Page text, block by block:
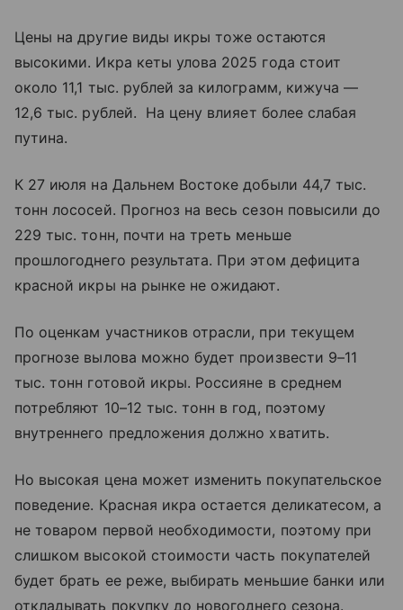
Цены на другие виды икры тоже остаются
высокими. Икра кеты улова 2025 года стоит
около 11,1 тыс. рублей за килограмм, кижуча —
12,6 тыс. рублей. На цену влияет более слабая
путина.
К 27 июля на Дальнем Востоке добыли 44,7 тыс.
тонн лососей. Прогноз на весь сезон повысили до
229 тыс. тонн, почти на треть меньше
прошлогоднего результата. При этом дефицита
красной икры на рынке не ожидают.
По оценкам участников отрасли, при текущем
прогнозе вылова можно будет произвести 9–11
тыс. тонн готовой икры. Россияне в среднем
потребляют 10–12 тыс. тонн в год, поэтому
внутреннего предложения должно хватить.
Но высокая цена может изменить покупательское
поведение. Красная икра остается деликатесом, а
не товаром первой необходимости, поэтому при
слишком высокой стоимости часть покупателей
будет брать ее реже, выбирать меньшие банки или
откладывать покупку до новогоднего сезона.